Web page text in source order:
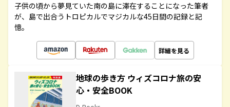
子供の頃から夢見ていた南の島に滞在することになった筆者
が、島で出合うトロピカルでマジカルな45日間の記録と記
憶。
詳細を見る
地球の歩き方 ウィズコロナ旅の安
心・安全BOOK